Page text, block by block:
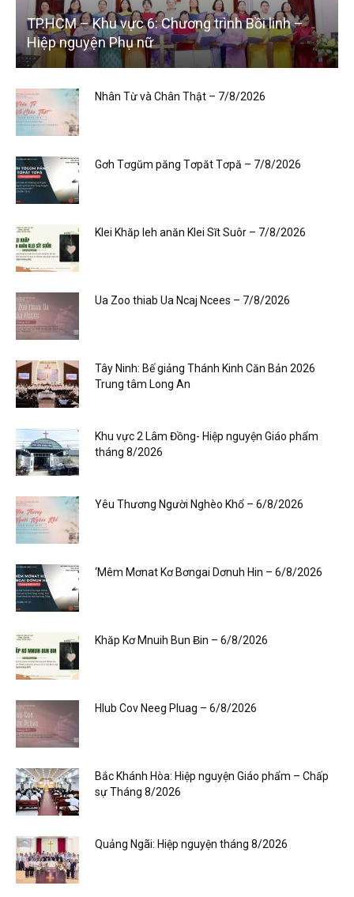
TP.HCM – Khu vực 6: Chương trình Bồi linh –
Hiệp nguyện Phụ nữ
Nhân Từ và Chân Thật – 7/8/2026
Gơh Tơgŭm păng Tơpăt Tơpă – 7/8/2026
Klei Khăp leh anăn Klei Sĭt Suôr – 7/8/2026
Ua Zoo thiab Ua Ncaj Ncees – 7/8/2026
Tây Ninh: Bế giảng Thánh Kinh Căn Bản 2026
Trung tâm Long An
Khu vực 2 Lâm Đồng- Hiệp nguyện Giáo phẩm
tháng 8/2026
Yêu Thương Người Nghèo Khổ – 6/8/2026
‘Mêm Mơnat Kơ Bơngai Dơnuh Hin – 6/8/2026
Khăp Kơ Mnuih Bun Ƀin – 6/8/2026
Hlub Cov Neeg Pluag – 6/8/2026
Bắc Khánh Hòa: Hiệp nguyện Giáo phẩm – Chấp
sự Tháng 8/2026
Quảng Ngãi: Hiệp nguyện tháng 8/2026